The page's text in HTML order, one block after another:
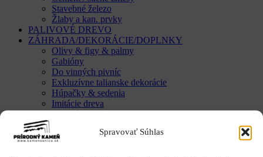
Spravovať Súhlas
Stavebné železo
Žlaby a kan. prvky
PALIVOVÉ DREVO
ZÁHRADA/DEKORÁCIE/DOPLNKY
Olivy & figy & palmy
Gabióny
Do vinných pivníc
Exkluzívne talianske dekorácie
Húpačky & sedenia
Imitácie dreva
Mestký mobiliár
Krbové doplnky
Kvetináče & Záhony